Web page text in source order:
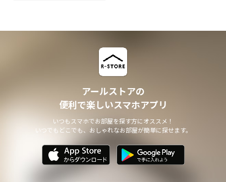
アールストアの
便利で楽しいスマホアプリ
いつもスマホでお部屋を探す方にオススメ！
いつでもどこでも、おしゃれなお部屋が簡単に探せます。